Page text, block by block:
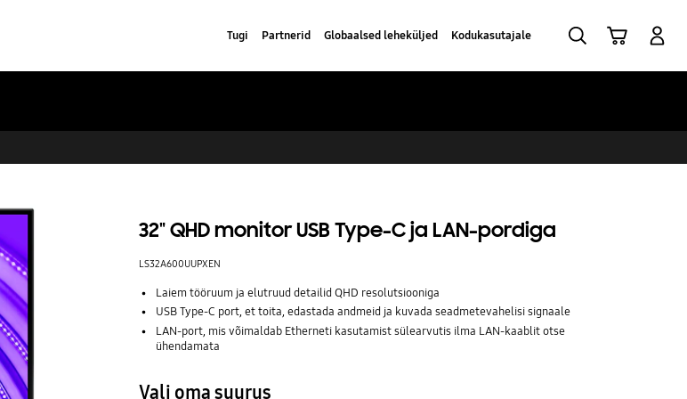
Tugi Partnerid Globaalsed leheküljed Kodukasutajale
32" QHD monitor USB Type-C ja LAN-pordiga
LS32A600UUPXEN
Laiem tööruum ja elutruud detailid QHD resolutsiooniga
USB Type-C port, et toita, edastada andmeid ja kuvada seadmetevahelisi signaale
LAN-port, mis võimaldab Etherneti kasutamist sülearvutis ilma LAN-kaablit otse
ühendamata
Vali oma suurus